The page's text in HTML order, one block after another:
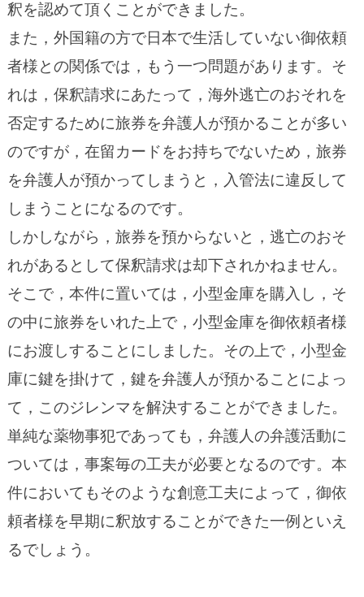
釈を認めて頂くことができました。
また，外国籍の方で日本で生活していない御依頼
者様との関係では，もう一つ問題があります。そ
れは，保釈請求にあたって，海外逃亡のおそれを
否定するために旅券を弁護人が預かることが多い
のですが，在留カードをお持ちでないため，旅券
を弁護人が預かってしまうと，入管法に違反して
しまうことになるのです。
しかしながら，旅券を預からないと，逃亡のおそ
れがあるとして保釈請求は却下されかねません。
そこで，本件に置いては，小型金庫を購入し，そ
の中に旅券をいれた上で，小型金庫を御依頼者様
にお渡しすることにしました。その上で，小型金
庫に鍵を掛けて，鍵を弁護人が預かることによっ
て，このジレンマを解決することができました。
単純な薬物事犯であっても，弁護人の弁護活動に
ついては，事案毎の工夫が必要となるのです。本
件においてもそのような創意工夫によって，御依
頼者様を早期に釈放することができた一例といえ
るでしょう。